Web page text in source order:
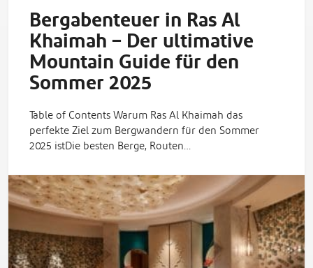
Bergabenteuer in Ras Al
Khaimah – Der ultimative
Mountain Guide für den
Sommer 2025
Table of Contents Warum Ras Al Khaimah das
perfekte Ziel zum Bergwandern für den Sommer
2025 istDie besten Berge, Routen…